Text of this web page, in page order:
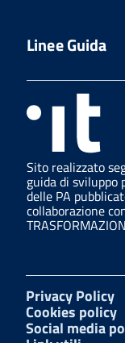
Linee Guida
Sito realizzato
guida di sviluppo
delle PA
collaborazione
Privacy Policy
Cookies policy
Social media